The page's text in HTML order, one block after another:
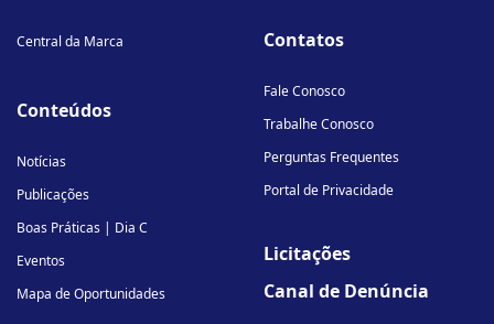
Central da Marca
Conteúdos
Notícias
Publicações
Boas Práticas | Dia C
Eventos
Mapa de Oportunidades
Contatos
Fale Conosco
Trabalhe Conosco
Perguntas Frequentes
Portal de Privacidade
Licitações
Canal de Denúncia